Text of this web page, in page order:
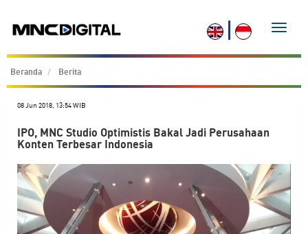
Toggle
Beranda Berita
08 Jun 2018, 13:54 WIB
IPO, MNC Studio Optimistis Bakal Jadi Perusahaan
Konten Terbesar Indonesia